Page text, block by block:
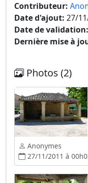
Contributeur:
Date d'ajout: 27/
Date de validation:
Dernière mise à
Photos (2)
Anonymes
27/11/2011 à